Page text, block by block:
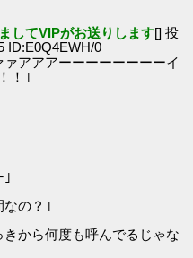
してVIPがお送りします[] 投
ID:E0Q4EWH/0
アアアーーーーーーーーイ
！｣
｣
の？｣
から何度も呼んでるじゃな